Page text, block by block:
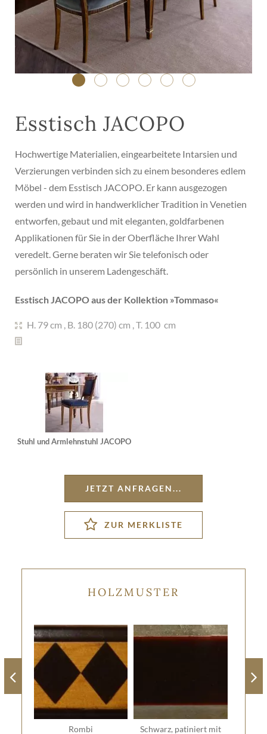
Esstisch JACOPO
Hochwertige Materialien, eingearbeitete Intarsien und
Verzierungen verbinden sich zu einem besonderes edlem
Möbel - dem Esstisch JACOPO. Er kann ausgezogen
werden und wird in handwerklicher Tradition in Venetien
entworfen, gebaut und mit eleganten, goldfarbenen
Applikationen für Sie in der Oberfläche Ihrer Wahl
veredelt. Gerne beraten wir Sie telefonisch oder
persönlich in unserem Ladengeschäft.
Esstisch JACOPO aus der Kollektion »Tommaso«
H. 79 cm , B. 180 (270) cm ,T. 100 cm
Stuhl und Armlehnstuhl JACOPO
JETZT ANFRAGEN...
HOLZMUSTER
Rombi
Schwarz, patiniert mit